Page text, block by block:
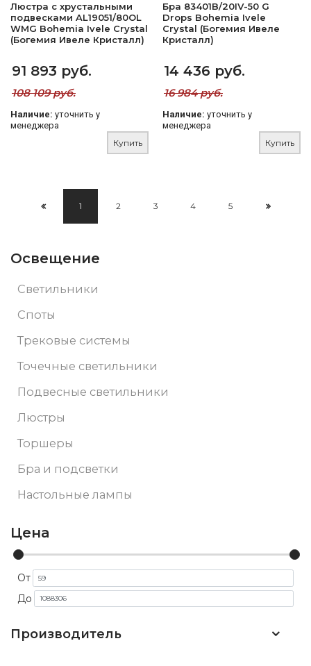
Люстра с хрустальными
подвесками AL19051/80OL
WMG Bohemia Ivele Crystal
(Богемия Ивеле Кристалл)
91 893 руб.
108 109 руб.
Наличие: уточнить у
менеджера
Купить
Бра 83401B/20IV-50 G
Drops Bohemia Ivele
Crystal (Богемия Ивеле
Кристалл)
14 436 руб.
16 984 руб.
Наличие: уточнить у
менеджера
Купить
1 2 3 4 5
Освещение
Светильники
Споты
Трековые системы
Точечные светильники
Подвесные светильники
Люстры
Торшеры
Бра и подсветки
Настольные лампы
Цена
От
До
Производитель